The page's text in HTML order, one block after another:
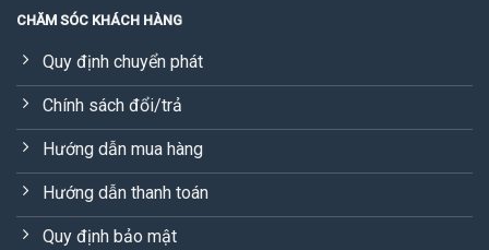
CHĂM SÓC KHÁCH HÀNG
Quy định chuyển phát
Chính sách đổi/trả
Hướng dẫn mua hàng
Hướng dẫn thanh toán
Quy định bảo mật